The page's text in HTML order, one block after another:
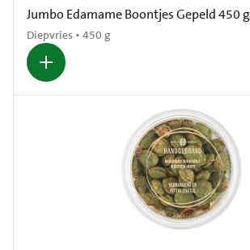
Jumbo Edamame Boontjes Gepeld 450 g
Diepvries • 450 g